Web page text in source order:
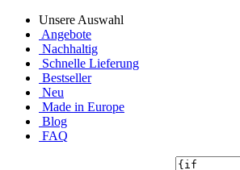
Unsere Auswahl
Angebote
Nachhaltig
Schnelle Lieferung
Bestseller
Neu
Made in Europe
Blog
FAQ